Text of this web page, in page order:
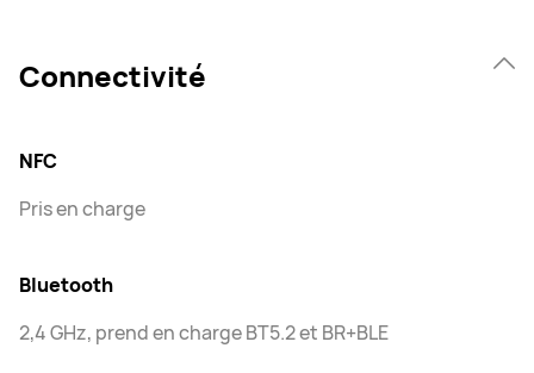
Connectivité
NFC
Pris en charge
Bluetooth
2,4 GHz, prend en charge BT5.2 et BR+BLE